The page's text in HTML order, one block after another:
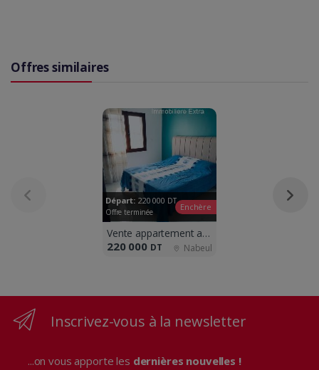
Offres similaires
Départ: 220 000 DT
Offre terminée
Enchère
Vente appartement a AFh 1 nabeul
220 000 DT Nabeul
Inscrivez-vous à la newsletter
...on vous apporte les dernières nouvelles !